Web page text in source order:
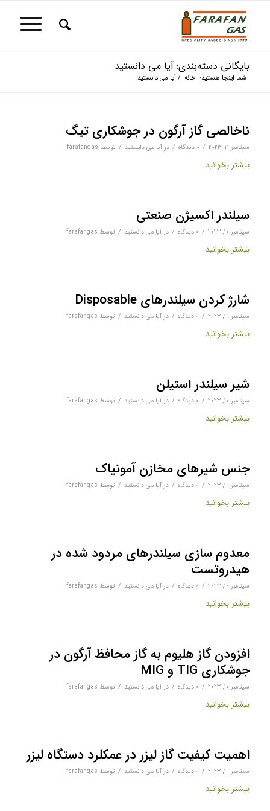
بایگانی دسته‌بندی: آیا می دانستید
شما اینجا هستید: خانه / آیا می دانستید
ناخالصی گاز آرگون در جوشکاری تیگ
سپتامبر 11, 2023 / 0 دیدگاه‌ / در آیا می دانستید / توسط farafangas
بیشتر بخوانید
سیلندر اکسیژن صنعتی
سپتامبر 10, 2023 / 0 دیدگاه‌ / در آیا می دانستید / توسط farafangas
بیشتر بخوانید
شارژ کردن سیلندرهای Disposable
سپتامبر 10, 2023 / 0 دیدگاه‌ / در آیا می دانستید / توسط farafangas
بیشتر بخوانید
شیر سیلندر استیلن
سپتامبر 10, 2023 / 0 دیدگاه‌ / در آیا می دانستید / توسط farafangas
بیشتر بخوانید
جنس شیرهای مخازن آمونیاک
سپتامبر 10, 2023 / 0 دیدگاه‌ / در آیا می دانستید / توسط farafangas
بیشتر بخوانید
معدوم سازی سیلندرهای مردود شده در
هیدروتست
سپتامبر 10, 2023 / 0 دیدگاه‌ / در آیا می دانستید / توسط farafangas
بیشتر بخوانید
افزودن گاز هلیوم به گاز محافظ آرگون در
جوشکاری TIG و MIG
سپتامبر 10, 2023 / 0 دیدگاه‌ / در آیا می دانستید / توسط farafangas
بیشتر بخوانید
اهمیت کیفیت گاز لیزر در عمکلرد دستگاه لیزر
سپتامبر 10, 2023 / 0 دیدگاه‌ / در آیا می دانستید / توسط farafangas
بیشتر بخوانید